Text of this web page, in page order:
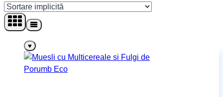
♥